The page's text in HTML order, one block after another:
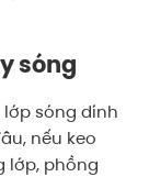
sóng
lớp sóng dính
nếu keo
lớp, phồng